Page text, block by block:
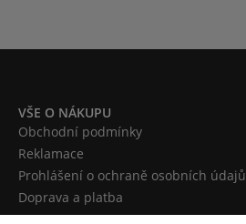
VŠE O NÁKUPU
Obchodní podmínky
Reklamace
Prohlášení o ochraně osobních údajů
Doprava a platba